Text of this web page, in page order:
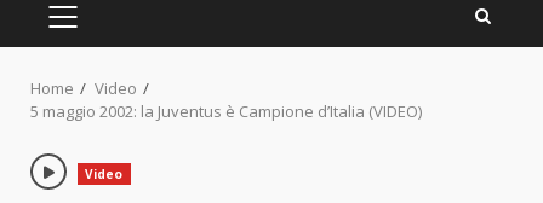
PRIMARY
Home
Video
5 maggio 2002: la Juventus è Campione d’Italia (VIDEO)
Video